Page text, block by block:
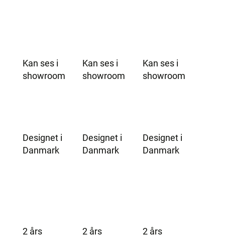
antal
Kan ses i
showroom
Designet i
Danmark
2 års
Kan ses i
showroom
Designet i
Danmark
2 års
Kan ses i
showroom
Designet i
Danmark
2 års